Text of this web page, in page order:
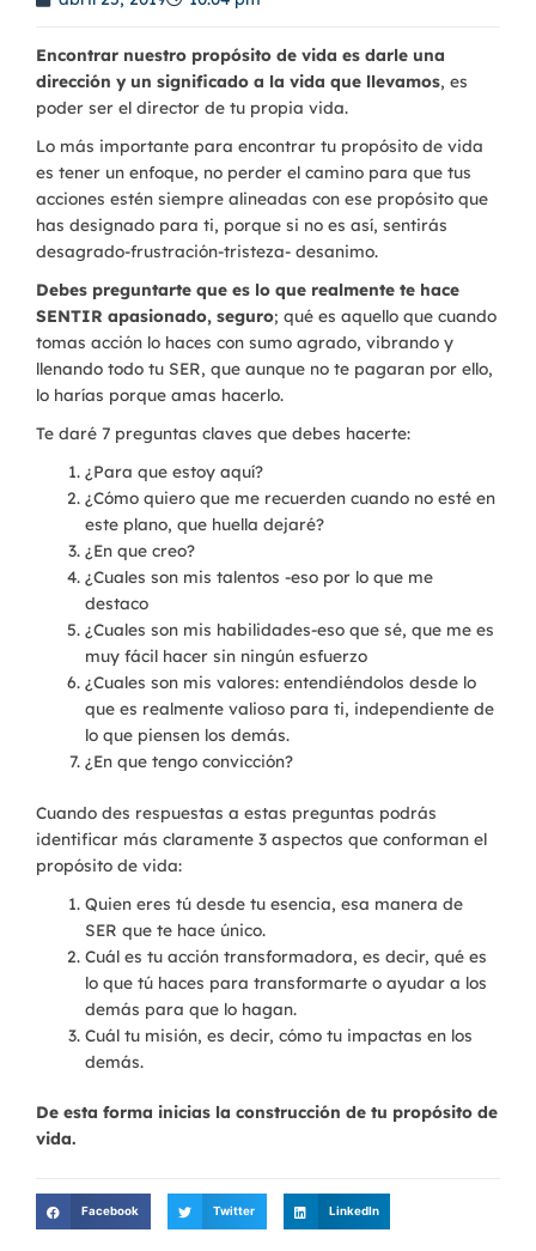
Encontrar nuestro propósito de vida es darle una
dirección y un significado a la vida que llevamos, es
poder ser el director de tu propia vida.
Lo más importante para encontrar tu propósito de vida
es tener un enfoque, no perder el camino para que tus
acciones estén siempre alineadas con ese propósito que
has designado para ti, porque si no es así, sentirás
desagrado-frustración-tristeza- desanimo.
Debes preguntarte que es lo que realmente te hace
SENTIR apasionado, seguro; qué es aquello que cuando
tomas acción lo haces con sumo agrado, vibrando y
llenando todo tu SER, que aunque no te pagaran por ello,
lo harías porque amas hacerlo.
Te daré 7 preguntas claves que debes hacerte:
¿Para que estoy aquí?
¿Cómo quiero que me recuerden cuando no esté en
este plano, que huella dejaré?
¿En que creo?
¿Cuales son mis talentos -eso por lo que me
destaco
¿Cuales son mis habilidades-eso que sé, que me es
muy fácil hacer sin ningún esfuerzo
¿Cuales son mis valores: entendiéndolos desde lo
que es realmente valioso para ti, independiente de
lo que piensen los demás.
¿En que tengo convicción?
Cuando des respuestas a estas preguntas podrás
identificar más claramente 3 aspectos que conforman el
propósito de vida:
Quien eres tú desde tu esencia, esa manera de
SER que te hace único.
Cuál es tu acción transformadora, es decir, qué es
lo que tú haces para transformarte o ayudar a los
demás para que lo hagan.
Cuál tu misión, es decir, cómo tu impactas en los
demás.
De esta forma inicias la construcción de tu propósito de
vida.
Facebook Twitter LinkedIn